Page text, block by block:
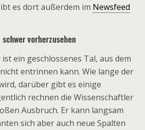
es dort außerdem im Newsfeed
vorherzusehen
ein geschlossenes Tal, aus dem
entrinnen kann. Wie lange der
darüber gibt es einige
rechnen die Wissenschaftler
Ausbruch. Er kann langsam
sich aber auch neue Spalten